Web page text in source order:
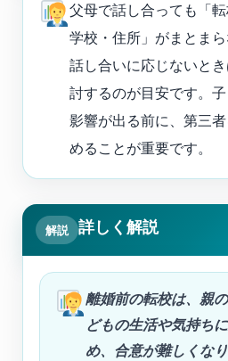
父母で話し合っても「
学校・住所」がまとま
話し合いに応じないと
討するのが目安です。
影響が出る前に、第三
めることが重要です。
解説 詳しく解説
離婚前の転校は、親
どもの生活や気持ち
め、合意が難しくな